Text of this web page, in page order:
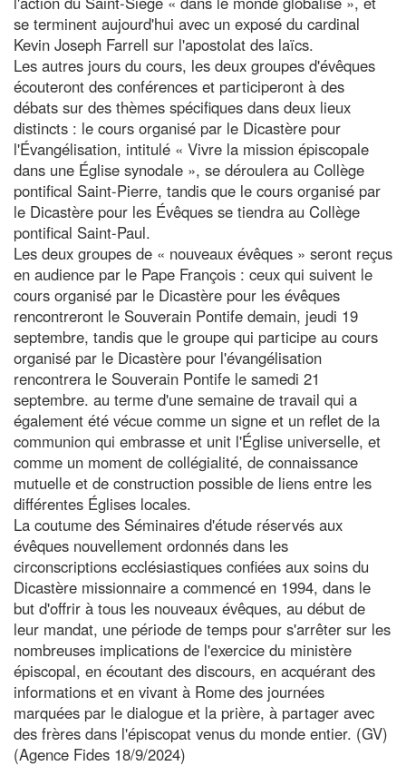
se terminent aujourd'hui avec un exposé du cardinal
Kevin Joseph Farrell sur l'apostolat des laïcs.
Les autres jours du cours, les deux groupes d'évêques
écouteront des conférences et participeront à des
débats sur des thèmes spécifiques dans deux lieux
distincts : le cours organisé par le Dicastère pour
l'Évangélisation, intitulé « Vivre la mission épiscopale
dans une Église synodale », se déroulera au Collège
pontifical Saint-Pierre, tandis que le cours organisé par
le Dicastère pour les Évêques se tiendra au Collège
pontifical Saint-Paul.
Les deux groupes de « nouveaux évêques » seront reçus
en audience par le Pape François : ceux qui suivent le
cours organisé par le Dicastère pour les évêques
rencontreront le Souverain Pontife demain, jeudi 19
septembre, tandis que le groupe qui participe au cours
organisé par le Dicastère pour l'évangélisation
rencontrera le Souverain Pontife le samedi 21
septembre. au terme d'une semaine de travail qui a
également été vécue comme un signe et un reflet de la
communion qui embrasse et unit l'Église universelle, et
comme un moment de collégialité, de connaissance
mutuelle et de construction possible de liens entre les
différentes Églises locales.
La coutume des Séminaires d'étude réservés aux
évêques nouvellement ordonnés dans les
circonscriptions ecclésiastiques confiées aux soins du
Dicastère missionnaire a commencé en 1994, dans le
but d'offrir à tous les nouveaux évêques, au début de
leur mandat, une période de temps pour s'arrêter sur les
nombreuses implications de l'exercice du ministère
épiscopal, en écoutant des discours, en acquérant des
informations et en vivant à Rome des journées
marquées par le dialogue et la prière, à partager avec
des frères dans l'épiscopat venus du monde entier. (GV)
(Agence Fides 18/9/2024)